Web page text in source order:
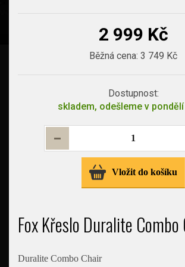
2 999 Kč
Běžná cena: 3 749 Kč
Dostupnost:
skladem, odešleme v pondělí
Vložit do košíku
Fox Křeslo Duralite
Duralite Combo Chair